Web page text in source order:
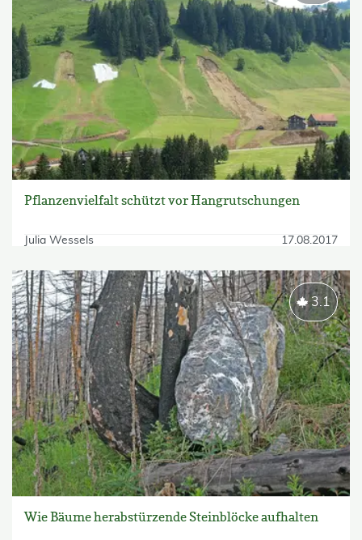
Pflanzenvielfalt schützt vor Hangrutschungen
Julia Wessels 17.08.2017
Wie Bäume herabstürzende Steinblöcke aufhalten
3.1